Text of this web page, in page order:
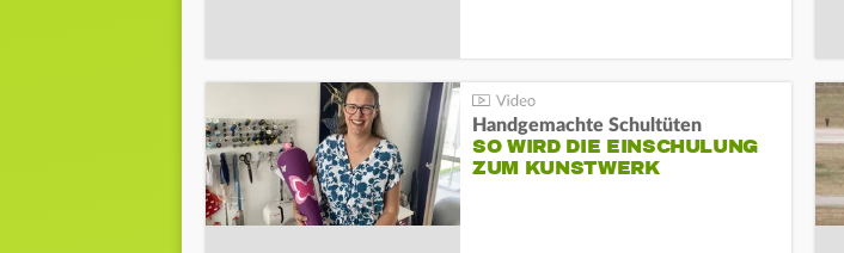
Handgemachte Schultüten
SO WIRD DIE EINSCHULUNG
ZUM KUNSTWERK